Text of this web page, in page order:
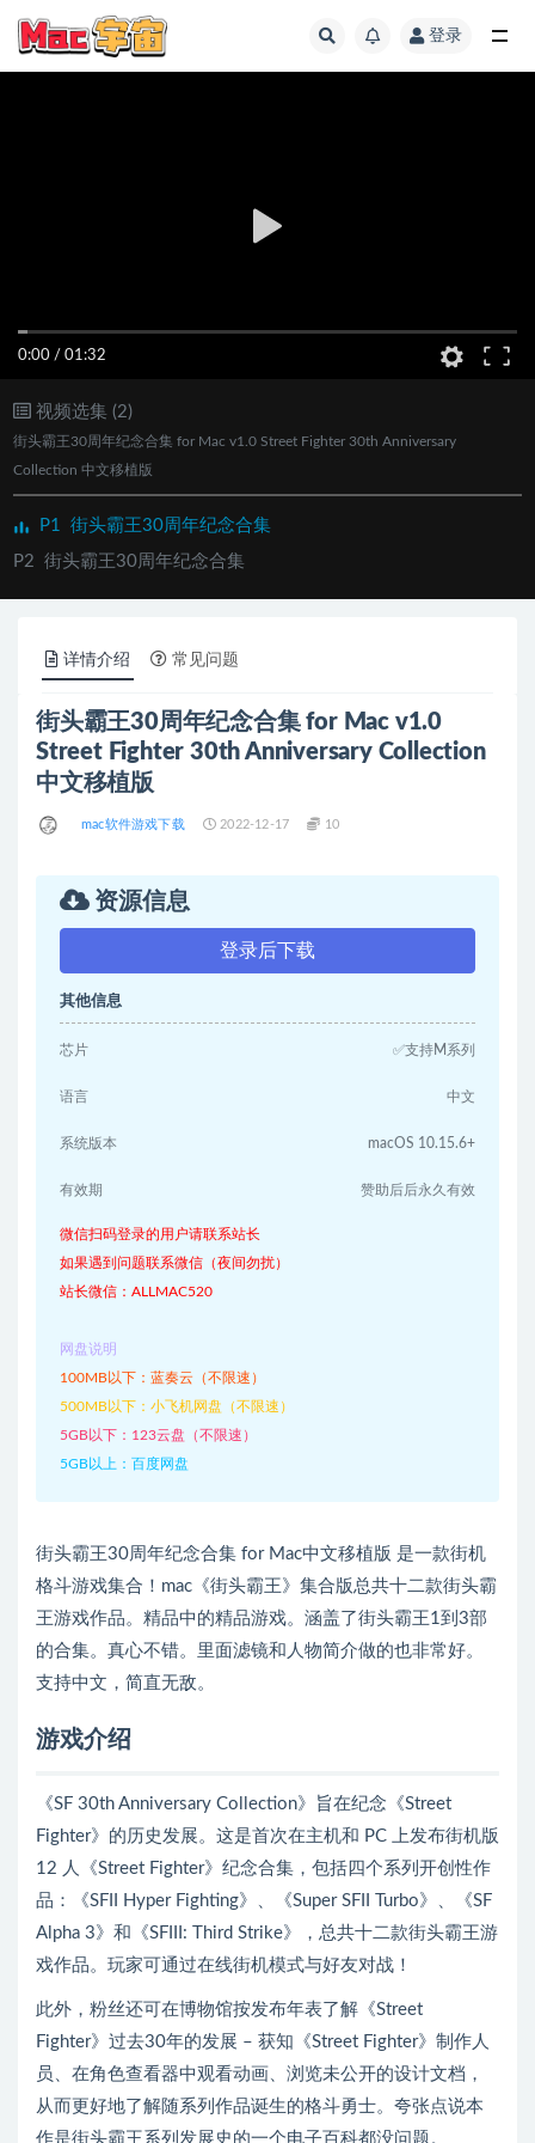
登录
0:00 / 01:32
视频选集 (2)
街头霸王30周年纪念合集 for Mac v1.0 Street Fighter 30th Anniversary
Collection 中文移植版
P1 街头霸王30周年纪念合集
P2 街头霸王30周年纪念合集
详情介绍 常见问题
街头霸王30周年纪念合集 for Mac v1.0
Street Fighter 30th Anniversary Collection
中文移植版
mac软件游戏下载 2022-12-17 10
资源信息
登录后下载
其他信息
芯片 ✅支持M系列
语言 中文
系统版本 macOS 10.15.6+
有效期 赞助后后永久有效
微信扫码登录的用户请联系站长
如果遇到问题联系微信（夜间勿扰）
站长微信：ALLMAC520
网盘说明
100MB以下：蓝奏云（不限速）
500MB以下：小飞机网盘（不限速）
5GB以下：123云盘（不限速）
5GB以上：百度网盘
街头霸王30周年纪念合集 for Mac中文移植版 是一款街机
格斗游戏集合！mac《街头霸王》集合版总共十二款街头霸
王游戏作品。精品中的精品游戏。涵盖了街头霸王1到3部
的合集。真心不错。里面滤镜和人物简介做的也非常好。
支持中文，简直无敌。
游戏介绍
《SF 30th Anniversary Collection》旨在纪念《Street
Fighter》的历史发展。这是首次在主机和 PC 上发布街机版
12 人《Street Fighter》纪念合集，包括四个系列开创性作
品：《SFII Hyper Fighting》、《Super SFII Turbo》、《SF
Alpha 3》和《SFIII: Third Strike》，总共十二款街头霸王游
戏作品。玩家可通过在线街机模式与好友对战！
此外，粉丝还可在博物馆按发布年表了解《Street
Fighter》过去30年的发展 – 获知《Street Fighter》制作人
员、在角色查看器中观看动画、浏览未公开的设计文档，
从而更好地了解随系列作品诞生的格斗勇士。夸张点说本
作是街头霸王系列发展史的一个电子百科都没问题。